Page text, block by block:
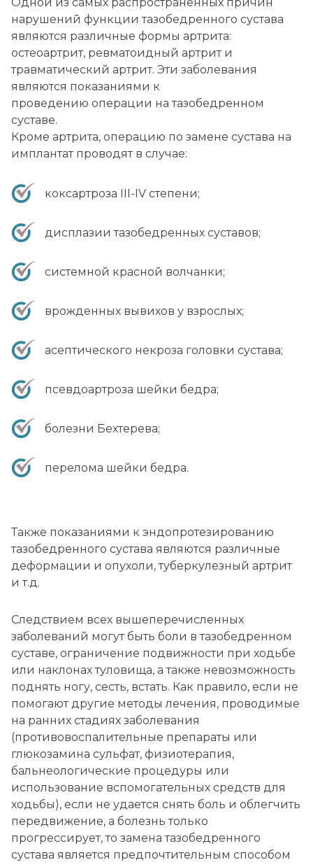
нарушений функции тазобедренного сустава
являются различные формы артрита:
остеоартрит, ревматоидный артрит и
травматический артрит. Эти заболевания
являются показаниями к
проведению операции на тазобедренном
суставе.
Кроме артрита, операцию по замене сустава на
имплантат проводят в случае:
коксартроза III-IV степени;
дисплазии тазобедренных суставов;
системной красной волчанки;
врожденных вывихов у взрослых;
асептического некроза головки сустава;
псевдоартроза шейки бедра;
болезни Бехтерева;
перелома шейки бедра.
Также показаниями к эндопротезированию
тазобедренного сустава являются различные
деформации и опухоли, туберкулезный артрит
и т.д.
Следствием всех вышеперечисленных
заболеваний могут быть боли в тазобедренном
суставе, ограничение подвижности при ходьбе
или наклонах туловища, а также невозможность
поднять ногу, сесть, встать. Как правило, если не
помогают другие методы лечения, проводимые
на ранних стадиях заболевания
(противовоспалительные препараты или
глюкозамина сульфат, физиотерапия,
бальнеологические процедуры или
использование вспомогательных средств для
ходьбы), если не удается снять боль и облегчить
передвижение, а болезнь только
прогрессирует, то замена тазобедренного
сустава является предпочтительным способом